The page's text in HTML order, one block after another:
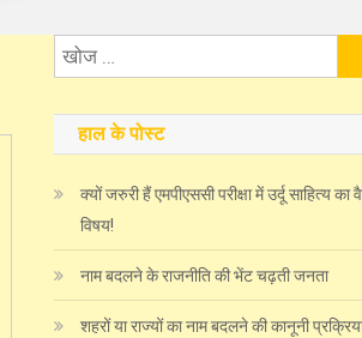
हाल के पोस्ट
क्यों जरुरी हैं एमपीएससी परीक्षा में उर्दू साहित्य का
विषय!
नाम बदलने के राजनीति की भेंट चढ़ती जनता
शहरों या राज्यों का नाम बदलने की कानूनी